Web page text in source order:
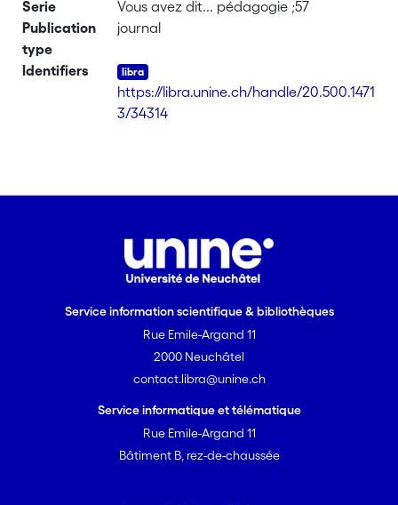
Serie
Vous avez dit... pédagogie ;57
Publication
type
journal
Identifiers
https://libra.unine.ch/handle/20.500.1471
3/34314
Service information scientifique & bibliothèques
Rue Emile-Argand 11
2000 Neuchâtel
contact.libra@unine.ch
Service informatique et télématique
Rue Emile-Argand 11
Bâtiment B, rez-de-chaussée